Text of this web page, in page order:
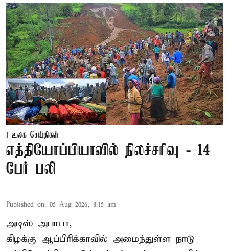
உலக செய்திகள்
எத்தியோப்பியாவில் நிலச்சரிவு - 14
பேர் பலி
Published on: 05 Aug 2026, 8:15 am
அடிஸ் அபாபா,
கிழக்கு ஆப்பிரிக்காவில் அமைந்துள்ள நாடு